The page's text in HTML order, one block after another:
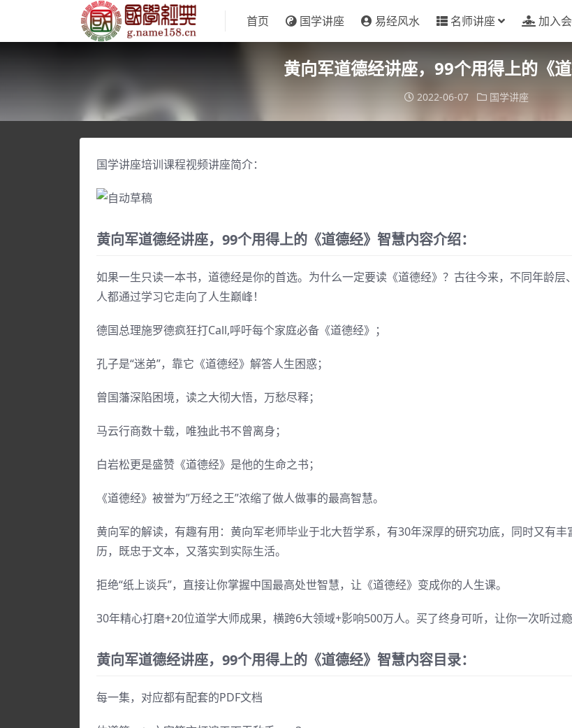
首页 国学讲座 易经风水 名师讲座 加入
黄向军道德经讲座，99个用得上的《
2022-06-07 国学讲座
国学讲座培训课程视频讲座简介：
黄向军道德经讲座，99个用得上的《道德经》智慧内容介绍：
如果一生只读一本书，道德经是你的首选。为什么一定要读《道德经》？古往今来，不同年龄层
人都通过学习它走向了人生巅峰！
德国总理施罗德疯狂打Call,呼吁每个家庭必备《道德经》；
孔子是“迷弟”，靠它《道德经》解答人生困惑；
曾国藩深陷困境，读之大彻大悟，万愁尽释；
马云行商数十载，唯独此书不曾离身；
白岩松更是盛赞《道德经》是他的生命之书；
《道德经》被誉为”万经之王”浓缩了做人做事的最高智慧。
黄向军的解读，有趣有用：黄向军老师毕业于北大哲学系，有30年深厚的研究功底，同时又有丰
历，既忠于文本，又落实到实际生活。
拒绝“纸上谈兵”，直接让你掌握中国最高处世智慧，让《道德经》变成你的人生课。
30年精心打磨+20位道学大师成果，横跨6大领域+影响500万人。买了终身可听，让你一次听过瘾
黄向军道德经讲座，99个用得上的《道德经》智慧内容目录：
每一集，对应都有配套的PDF文档